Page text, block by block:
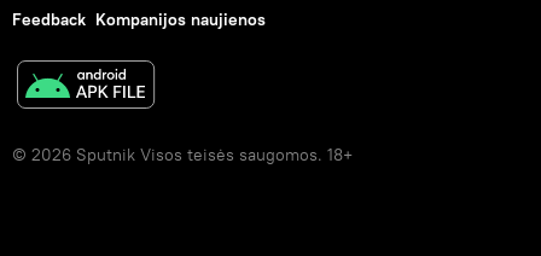
Feedback Kompanijos naujienos
© 2026 Sputnik Visos teisės saugomos. 18+